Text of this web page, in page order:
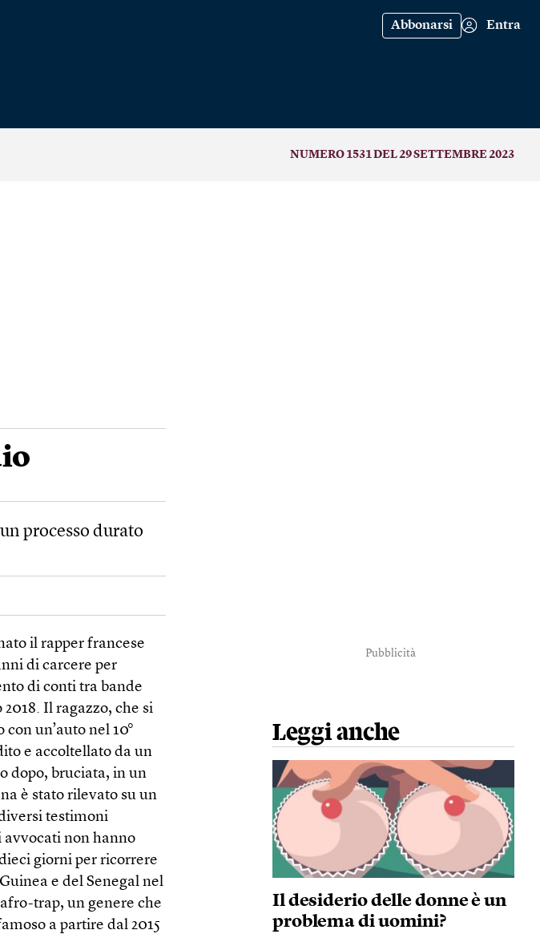
Abbonarsi Entra
NUMERO 1531 DEL 29 SETTEMBRE 2023
processo durato
il rapper francese
di carcere per
di conti tra bande
Il ragazzo, che si
un’auto nel 10°
e accoltellato da un
dopo, bruciata, in un
è stato rilevato su un
testimoni
avvocati non hanno
giorni per ricorrere
e del Senegal nel
trap, un genere che
a partire dal 2015
Pubblicità
Leggi anche
Il desiderio delle donne è un
problema di uomini?